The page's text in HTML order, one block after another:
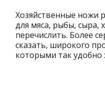
Хозяйственные ножи
для мяса, рыбы, сыра,
перечислить. Более
сказать, широкого
которыми так удобно